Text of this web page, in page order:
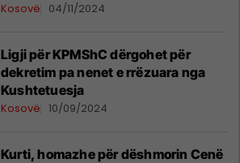
Kosovë 04/11/2024
Ligji për KPMShC dërgohet për
dekretim pa nenet e rrëzuara nga
Kushtetuesja
Kosovë 10/09/2024
Kurti, homazhe për dëshmorin Cenë